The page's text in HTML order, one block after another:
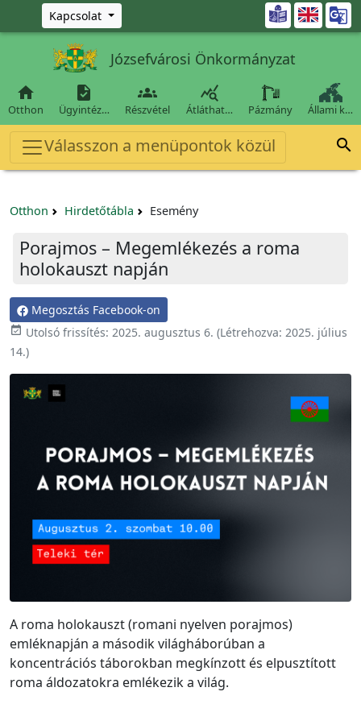
Ugrás a fő tartalomra
Kapcsolat 
Józsefvárosi Önkormányzat

Otthon

Ügyintéz…

Részvétel

Átláthat… Pázmány Állami k…
Válasszon a menüpontok közül 
Otthon Hirdetőtábla Esemény
Porajmos – Megemlékezés a roma
holokauszt napján
Megosztás Facebook-on
 Utolsó frissítés: 2025. augusztus 6. (Létrehozva: 2025. július
14.)
A roma holokauszt (romani nyelven porajmos)
emléknapján a második világháborúban a
koncentrációs táborokban megkínzott és elpusztított
roma áldozatokra emlékezik a világ.